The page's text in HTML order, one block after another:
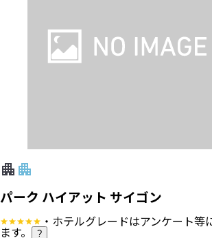
パーク ハイアット サイゴン
・ホテルグレードはアンケート等
ます。 ?